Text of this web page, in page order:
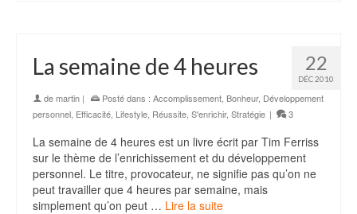
22
DÉC 2010
La semaine de 4 heures
demartin | Posté dans : Accomplissement Bonheur, Développement
personnel Efficacité Lifestyle Réussite S'enrichir, Stratégie | 3
La semaine de 4 heures est un livre écrit par Tim Ferriss
sur le thème de l’enrichissement et du développement
personnel. Le titre, provocateur, ne signifie pas qu’on ne
peut travailler que 4 heures par semaine, mais
simplement qu’on peut … Lire la suite